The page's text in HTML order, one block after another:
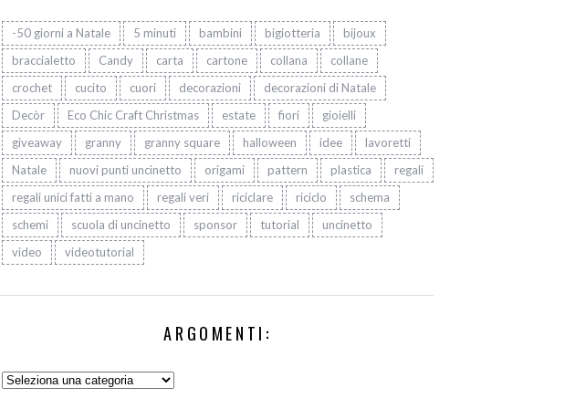
-50 giorni a Natale 5 minuti bambini bigiotteria
bijoux
braccialetto
Candy carta cartone collana
collane
crochet
cucito cuori decorazioni
decorazioni di Natale
Decòr
Eco Chic Craft Christmas estate fiori
gioielli
giveaway
granny granny square halloween idee
lavoretti
Natale
nuovi punti uncinetto origami pattern plastica
regali
regali unici fatti a mano
regali veri riciclare riciclo
schema
schemi
scuola di uncinetto sponsor tutorial
uncinetto
video
videotutorial
ARGOMENTI:
Argomenti: